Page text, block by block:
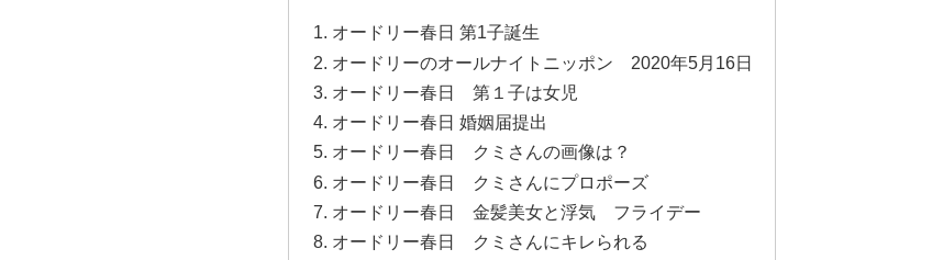
オードリー春日 第1子誕生
オードリーのオールナイトニッポン 2020年5月16日
オードリー春日 第１子は女児
オードリー春日 婚姻届提出
オードリー春日 クミさんの画像は？
オードリー春日 クミさんにプロポーズ
オードリー春日 金髪美女と浮気 フライデー
オードリー春日 クミさんにキレられる